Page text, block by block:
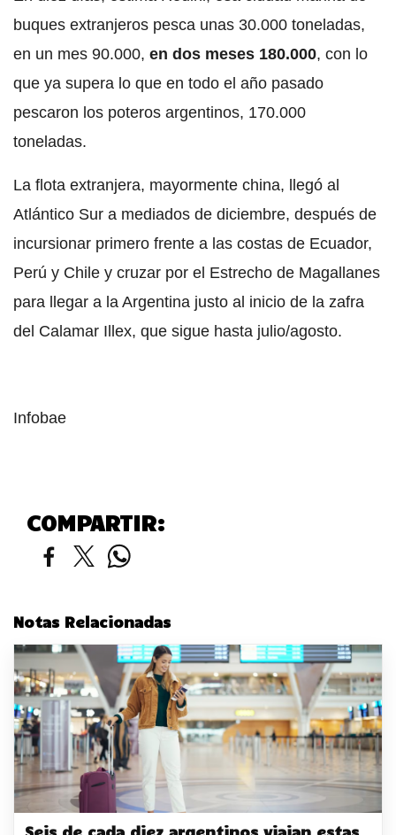
buques extranjeros pesca unas 30.000 toneladas,
en un mes 90.000, en dos meses 180.000, con lo
que ya supera lo que en todo el año pasado
pescaron los poteros argentinos, 170.000
toneladas.
La flota extranjera, mayormente china, llegó al
Atlántico Sur a mediados de diciembre, después de
incursionar primero frente a las costas de Ecuador,
Perú y Chile y cruzar por el Estrecho de Magallanes
para llegar a la Argentina justo al inicio de la zafra
del Calamar Illex, que sigue hasta julio/agosto.
Infobae
COMPARTIR:
Notas Relacionadas